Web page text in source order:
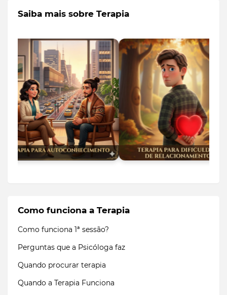
Saiba mais sobre Terapia
Como funciona a Terapia
Como funciona 1ª sessão?
Perguntas que a Psicóloga faz
Quando procurar terapia
Quando a Terapia Funciona